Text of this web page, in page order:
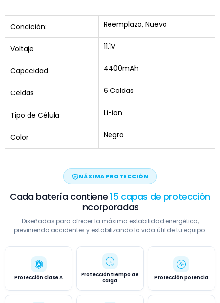
Condición: Reemplazo, Nuevo
Voltaje 11.1V
Capacidad 4400mAh
Celdas 6 Celdas
Tipo de Célula Li-ion
Color Negro
MÁXIMA PROTECCIÓN
Cada batería contiene 15 capas de protección
incorporadas
Diseñadas para ofrecer la máxima estabilidad energética,
previniendo accidentes y estabilizando la vida útil de tu equipo.
Protección clase A
Protección tiempo de
carga
Protección potencia